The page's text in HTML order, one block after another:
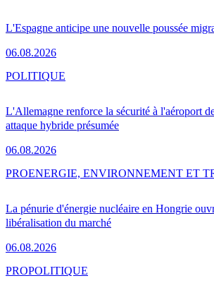
L'Espagne anticipe une nouvelle poussée
06.08.2026
L'Allemagne renforce la sécurité à l'aéroport
attaque hybride présumée
06.08.2026
POLITIQUE
La pénurie d'énergie nucléaire en Hongrie
libéralisation du marché
06.08.2026
PROENERGIE, ENVIRONNEMENT ET
PROPOLITIQUE